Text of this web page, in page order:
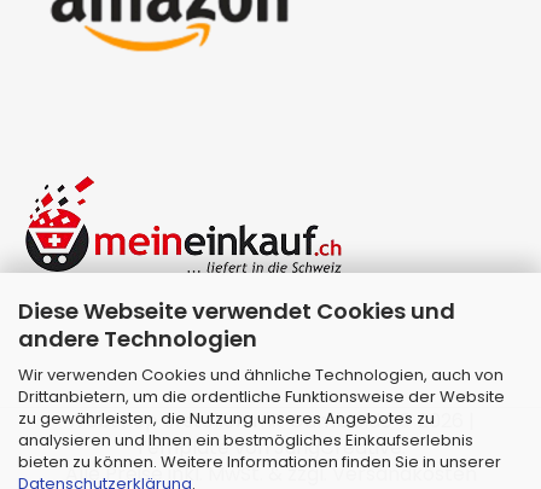
Diese Webseite verwendet Cookies und
andere Technologien
Wir verwenden Cookies und ähnliche Technologien, auch von
Drittanbietern, um die ordentliche Funktionsweise der Website
zu gewährleisten, die Nutzung unseres Angebotes zu
analysieren und Ihnen ein bestmögliches Einkaufserlebnis
bieten zu können. Weitere Informationen finden Sie in unserer
Datenschutzerklärung.
Webshop erstellenmit Gambio.de © 2026 |
Template vonJungCreative.
Alle Preise inkl. MwSt. & zzgl. Versandkosten